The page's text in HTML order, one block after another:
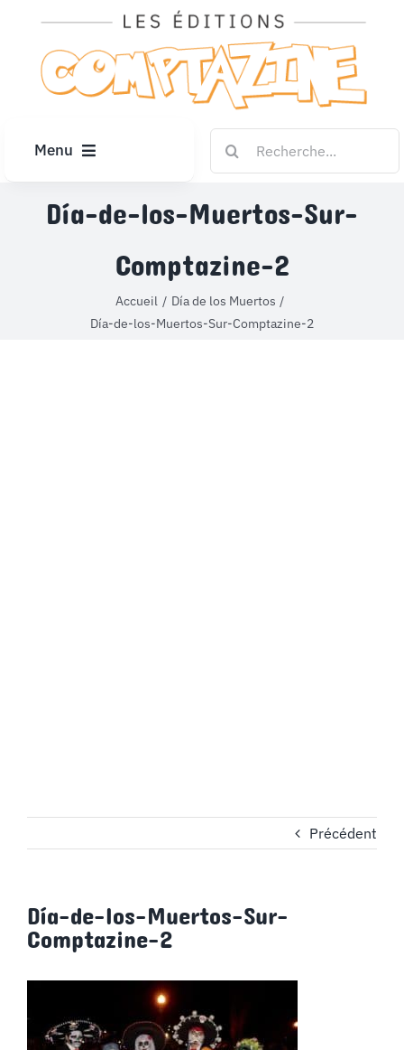
contenu
Menu
ACCUEIL
DIPLÔMES
Día-de-los-Muertos-Sur-
Comptazine-2
Accueil
Día de los Muertos
Día-de-los-Muertos-Sur-Comptazine-2
Précédent
Día-de-los-Muertos-Sur-
Comptazine-2